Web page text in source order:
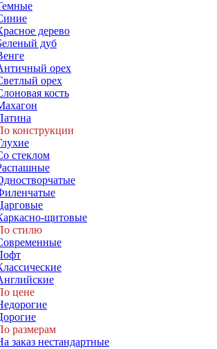
дерево
дуб
орех
орех
кость
конструкции
стеклом
щитовые
стилю
цене
размерам
заказ нестандартные